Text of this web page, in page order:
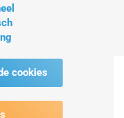
gegevens
Shopwebshop
cookies